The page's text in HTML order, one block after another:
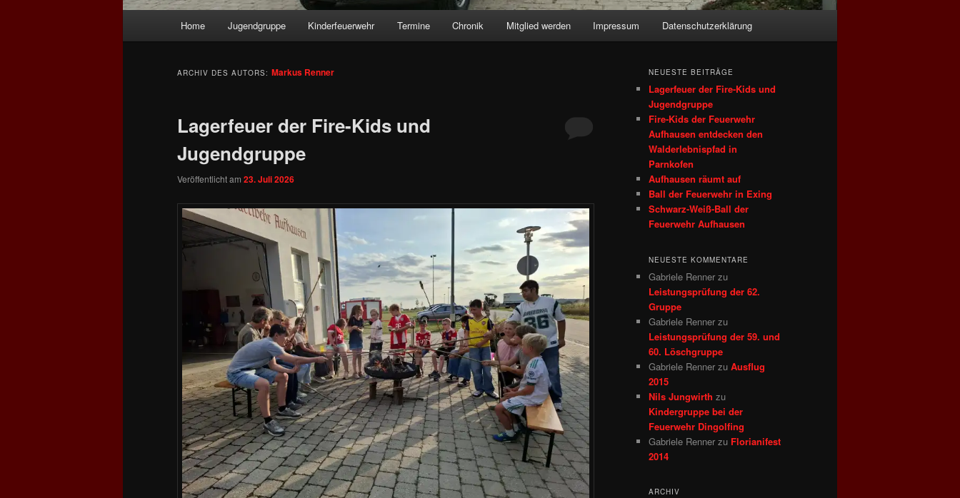
Home Jugendgruppe Kinderfeuerwehr Termine Chronik Mitglied werden Impressum Datenschutzerklärung
ARCHIV DES AUTORS: Markus Renner
Lagerfeuer der Fire-Kids und
Jugendgruppe
Veröffentlicht am 23. Juli 2026
NEUESTE BEITRÄGE
Lagerfeuer der Fire-Kids und
Jugendgruppe
Fire‑Kids der Feuerwehr
Aufhausen entdecken den
Walderlebnispfad in
Parnkofen
Aufhausen räumt auf
Ball der Feuerwehr in Exing
Schwarz-Weiß-Ball der
Feuerwehr Aufhausen
NEUESTE KOMMENTARE
Gabriele Renner zu
Leistungsprüfung der 62.
Gruppe
Gabriele Renner zu
Leistungsprüfung der 59. und
60. Löschgruppe
Gabriele Renner zu Ausflug
2015
Nils Jungwirth zu
Kindergruppe bei der
Feuerwehr Dingolfing
Gabriele Renner zu Florianifest
2014
ARCHIV